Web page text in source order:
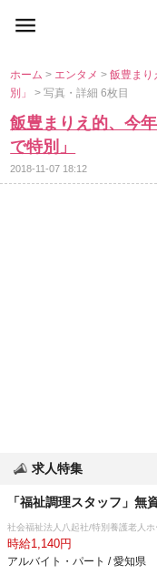
ホーム> エンタメ>飯豊まり
別」> 写真・詳細 6枚目
飯豊まりえ的、今
で特別」
2018-11-07 18:12
求人特集
「福祉調理スタッフ」無
社会福祉法人八起社/特別養護老人ホ
時給1,140円
アルバイト・パート / 愛知県